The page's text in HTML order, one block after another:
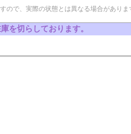
ので、実際の状態とは異なる場合があり
を切らしております。